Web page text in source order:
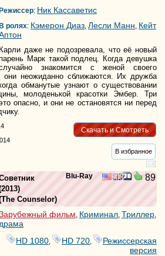
Режиссер: Ник Кассаветис
В ролях: Кэмерон Диаз, Лесли Манн, Кейт
Карли даже не подозревала, что её новый
Марк такой подлец. Когда девушка
знакомится с женой своего
они неожиданно сближаются. Их дружба
обманутые узнают о существовании
молоденькой красотки Эмбер. Три
опасно, и они не остановятся ни перед
Скачать и Смотреть
В избранное
Blu-Ray 89
The Counselor)
фильм Криминал Триллер
драма
HD 1080
HD 720
Режиссерская
версия